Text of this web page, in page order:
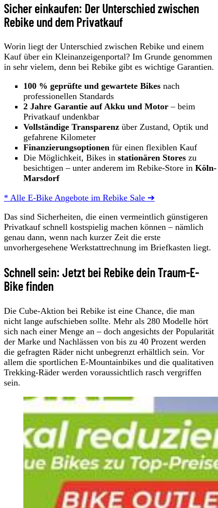
Sicher einkaufen: Der Unterschied zwischen
Rebike und dem Privatkauf
Worin liegt der Unterschied zwischen Rebike und einem
Kauf über ein Kleinanzeigenportal? Im Grunde genommen
in sehr vielem, denn bei Rebike gibt es wichtige Garantien.
100 % geprüfte und gewartete Bikes nach
professionellen Standards
2 Jahre Garantie auf Akku und Motor – beim
Privatkauf undenkbar
Vollständige Transparenz über Zustand, Optik und
gefahrene Kilometer
Finanzierungsoptionen für einen flexiblen Kauf
Die Möglichkeit, Bikes in stationären Stores zu
besichtigen – unter anderem im Rebike-Store in Köln-
Marsdorf
* Alle E-Bike Angebote im Rebike Sale ➔
Das sind Sicherheiten, die einen vermeintlich günstigeren
Privatkauf schnell kostspielig machen können – nämlich
genau dann, wenn nach kurzer Zeit die erste
unvorhergesehene Werkstattrechnung im Briefkasten liegt.
Schnell sein: Jetzt bei Rebike dein Traum-E-
Bike finden
Die Cube-Aktion bei Rebike ist eine Chance, die man
nicht lange aufschieben sollte. Mehr als 280 Modelle hört
sich nach einer Menge an – doch angesichts der Popularität
der Marke und Nachlässen von bis zu 40 Prozent werden
die gefragten Räder nicht unbegrenzt erhältlich sein. Vor
allem die sportlichen E-Mountainbikes und die qualitativen
Trekking-Räder werden voraussichtlich rasch vergriffen
sein.